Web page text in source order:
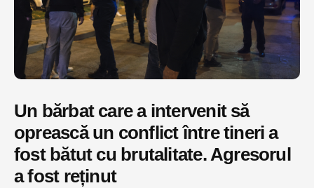
Un bărbat care a intervenit să
oprească un conflict între tineri a
fost bătut cu brutalitate. Agresorul
a fost reținut